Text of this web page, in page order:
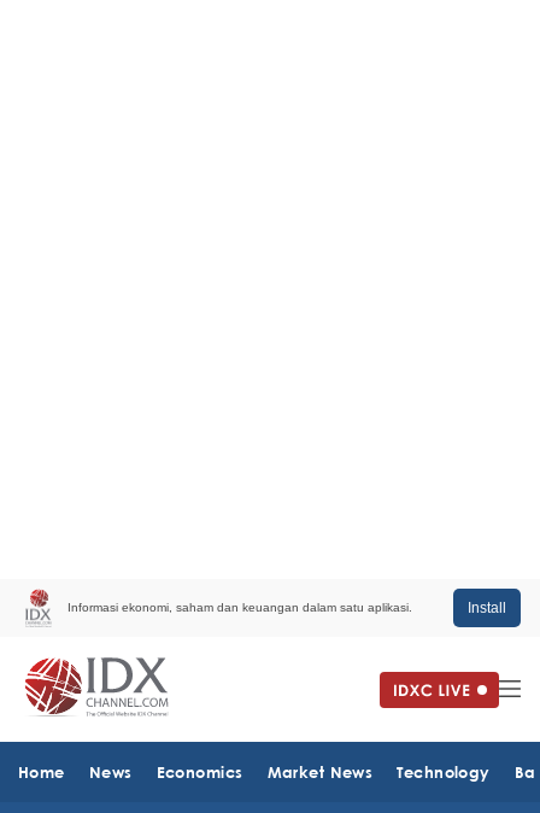
Informasi ekonomi, saham dan keuangan dalam satu aplikasi. Install
Home News Economics Market News Technology